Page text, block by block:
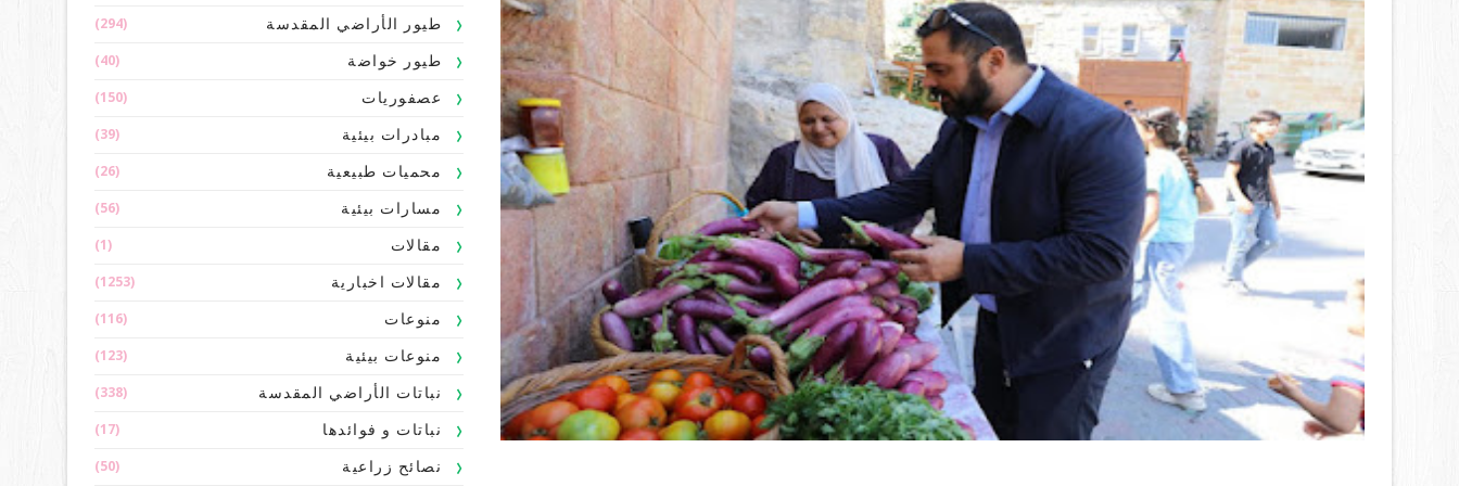
طيور الأراضي المقدسة (294)
طيور خواضة (40)
عصفوريات (150)
مبادرات بيئية (39)
محميات طبيعية (26)
مسارات بيئية (56)
مقالات (1)
مقالات اخبارية (1253)
منوعات (116)
منوعات بيئية (123)
نباتات الأراضي المقدسة (338)
نباتات و فوائدها (17)
نصائح زراعية (50)